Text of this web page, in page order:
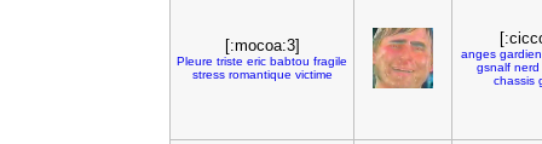
[:mocoa:3]
Pleure triste eric babtou fragile
stress romantique victime
anges
gsnalf nerd
chassis